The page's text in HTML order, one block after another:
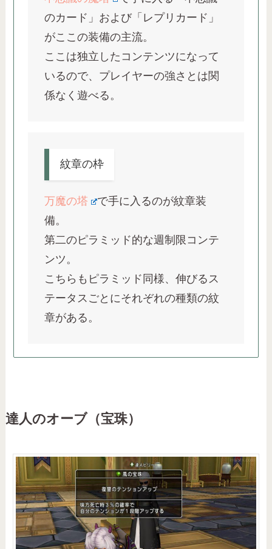
のカード」および「レプリカード」
がここの装備の主流。
ここは独立したコンテンツになって
いるので、プレイヤーの強さとは関
係なく遊べる。
紋章の枠
万魔の塔
で手に入るのが紋章装
備。
第二のピラミッド的な週制限コンテ
ンツ。
こちらもピラミッド同様、伸びるス
テータスごとにそれぞれの種類の紋
章がある。
達人のオーブ（宝珠）